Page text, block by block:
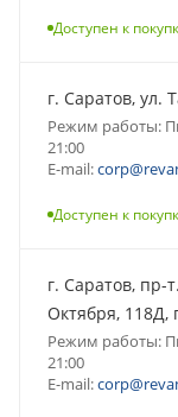
Доступен к
г. Саратов, ул.
Режим работы:
21:00
E-mail:
Доступен к
г. Саратов, пр-
Октября,
Режим работы:
21:00
E-mail: